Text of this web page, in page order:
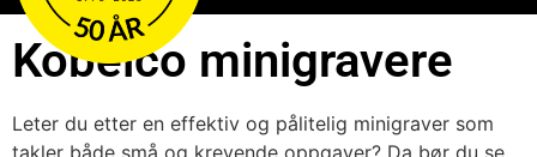
Kobelco minigravere
Leter du etter en effektiv og pålitelig minigraver som